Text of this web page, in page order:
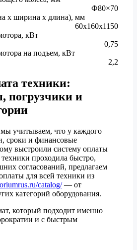
Ф80×70
х ширина x длина), мм
60х160х1150
кВт
0,75
на подъем, кВт
2,2
техники:
погрузчики и
учитываем, что у каждого
сроки и финансовые
выстроили систему оплаты
проходила быстро,
согласований, предлагаем
для всей техники из
catalog/— от
категорий оборудования.
который подходит именно
и с быстрым